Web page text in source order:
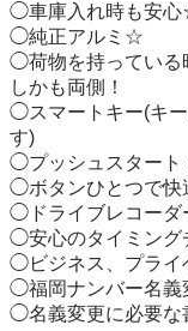
◯車庫入れ時も安心
◯純正アルミ☆
◯荷物を持っている
しかも両側！
◯スマートキー(キ
す)
◯プッシュスタート
◯ボタンひとつで快
◯ドライブレコーダ
◯安心のタイミング
◯ビジネス、プライ
◯福岡ナンバー名義
◯名義変更に必要な